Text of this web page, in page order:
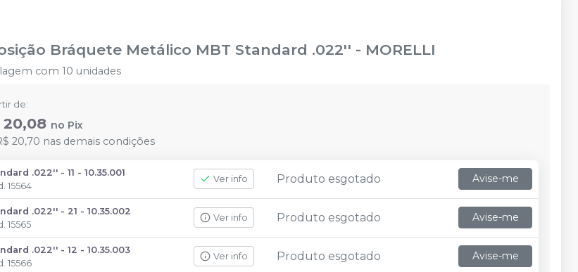
Bráquete Metálico MBT Standard .022'' - MORELLI
com 10 unidades
de:
20,08 no Pix
20,70 nas demais condições
.022'' - 11 - 10.35.001
15564
Ver info Produto esgotado Avise-me
.022'' - 21 - 10.35.002
15565
Ver info Produto esgotado Avise-me
.022'' - 12 - 10.35.003
15566
Ver info Produto esgotado Avise-me